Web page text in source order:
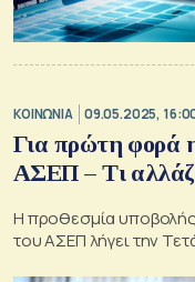
ΚΟΙΝΩΝΙΑ 09.05.2025,
Για πρώτη φορά
ΑΣΕΠ – Τι
Η προθεσμία υποβολής
του ΑΣΕΠ λήγει την